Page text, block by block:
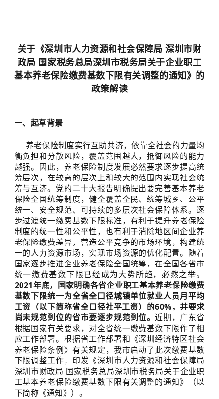
关于《深圳市人力资源和社会保障局 深圳市财
政局 国家税务总局深圳市税务局关于企业职工
基本养老保险缴费基数下限有关调整的通知》的
政策解读
一、起草背景
养老保险制度实行互助共济，依靠全社会的力量均
衡负担和分散风险，覆盖范围越大，抵御风险的能力
越强。因此，养老保险制度发展必然要求逐步提高统
筹层次，在较高的层次上和较大的范围内实现社会统
筹与互济。党的二十大报告明确提出要完善基本养老
保险全国统筹制度，健全覆盖全民、统筹城乡、公平
统一、安全规范、可持续的多层次社会保障体系。逐
步过渡统一缴费基数下限标准，有利于提升养老保险
制度的统一性和公平性，也有利于消除地区间企业养
老保险缴费差异，营造公平竞争的市场环境，构建统
一的人力资源市场，实现市场资源的优化配置。随着
国家逐步推进企业养老保险全国统筹，在全国各省市
统一缴费基数下限已经成为大势所趋，必然之举。
2021年底，国家明确各省企业职工基本养老保险缴费
基数下限统一为全省全口径城镇单位就业人员月平均
工资（以下简称省全口径社平工资）的60%，并要求
尚未规范到位的省市要逐步规范到位。近期，广东省
根据国家有关要求，对全省统一缴费基数下限作了相
应工作部署。根据省工作部署和《深圳经济特区社会
养老保险条例》有关规定，我市启动了此次缴费基数
下限调整工作，印发《深圳市人力资源和社会保障局
深圳市财政局 国家税务总局深圳市税务局关于企业职
工基本养老保险缴费基数下限有关调整的通知》（以
下简称《通知》）。